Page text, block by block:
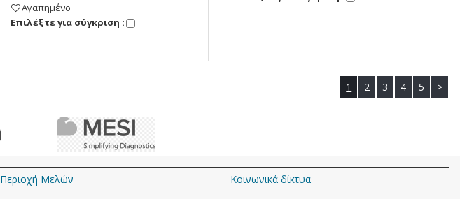
Αγαπημένο
Eπιλέξτε για σύγκριση :
1 2 3 4 5 >
Περιοχή Mελών Κοινωνικά δίκτυα